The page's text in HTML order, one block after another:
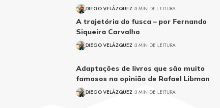
DIEGO VELÁZQUEZ 3 MIN DE LEITURA
A trajetória do fusca – por Fernando
Siqueira Carvalho
DIEGO VELÁZQUEZ 3 MIN DE LEITURA
Adaptações de livros que são muito
famosos na opinião de Rafael Libman
DIEGO VELÁZQUEZ 3 MIN DE LEITURA